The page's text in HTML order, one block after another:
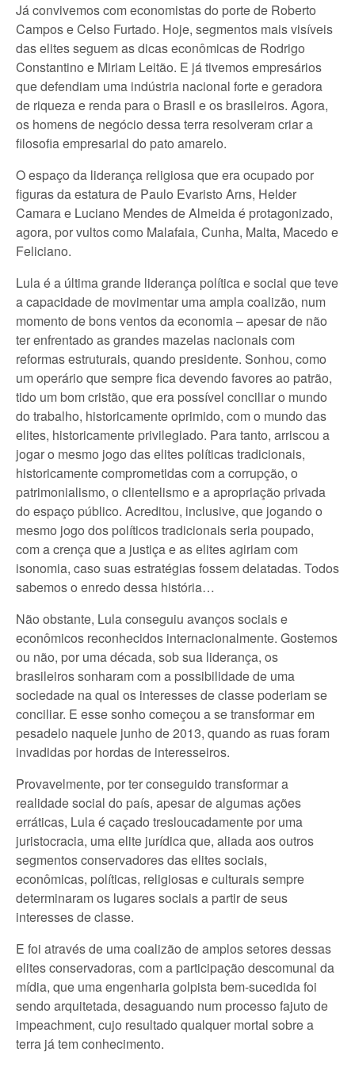
Já convivemos com economistas do porte de Roberto
Campos e Celso Furtado. Hoje, segmentos mais visíveis
das elites seguem as dicas econômicas de Rodrigo
Constantino e Miriam Leitão. E já tivemos empresários
que defendiam uma indústria nacional forte e geradora
de riqueza e renda para o Brasil e os brasileiros. Agora,
os homens de negócio dessa terra resolveram criar a
filosofia empresarial do pato amarelo.
O espaço da liderança religiosa que era ocupado por
figuras da estatura de Paulo Evaristo Arns, Helder
Camara e Luciano Mendes de Almeida é protagonizado,
agora, por vultos como Malafaia, Cunha, Malta, Macedo e
Feliciano.
Lula é a última grande liderança política e social que teve
a capacidade de movimentar uma ampla coalizão, num
momento de bons ventos da economia – apesar de não
ter enfrentado as grandes mazelas nacionais com
reformas estruturais, quando presidente. Sonhou, como
um operário que sempre fica devendo favores ao patrão,
tido um bom cristão, que era possível conciliar o mundo
do trabalho, historicamente oprimido, com o mundo das
elites, historicamente privilegiado. Para tanto, arriscou a
jogar o mesmo jogo das elites políticas tradicionais,
historicamente comprometidas com a corrupção, o
patrimonialismo, o clientelismo e a apropriação privada
do espaço público. Acreditou, inclusive, que jogando o
mesmo jogo dos políticos tradicionais seria poupado,
com a crença que a justiça e as elites agiriam com
isonomia, caso suas estratégias fossem delatadas. Todos
sabemos o enredo dessa história…
Não obstante, Lula conseguiu avanços sociais e
econômicos reconhecidos internacionalmente. Gostemos
ou não, por uma década, sob sua liderança, os
brasileiros sonharam com a possibilidade de uma
sociedade na qual os interesses de classe poderiam se
conciliar. E esse sonho começou a se transformar em
pesadelo naquele junho de 2013, quando as ruas foram
invadidas por hordas de interesseiros.
Provavelmente, por ter conseguido transformar a
realidade social do país, apesar de algumas ações
erráticas, Lula é caçado tresloucadamente por uma
juristocracia, uma elite jurídica que, aliada aos outros
segmentos conservadores das elites sociais,
econômicas, políticas, religiosas e culturais sempre
determinaram os lugares sociais a partir de seus
interesses de classe.
E foi através de uma coalizão de amplos setores dessas
elites conservadoras, com a participação descomunal da
mídia, que uma engenharia golpista bem-sucedida foi
sendo arquitetada, desaguando num processo fajuto de
impeachment, cujo resultado qualquer mortal sobre a
terra já tem conhecimento.